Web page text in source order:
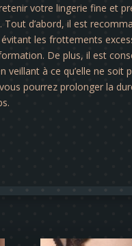
votre lingerie fine et
Tout d’abord, il est
les frottements
De plus, il est
veillant à ce qu’elle ne
pourrez prolonger la